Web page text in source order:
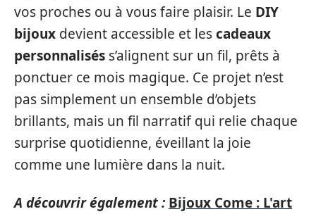
vos proches ou à vous faire plaisir. Le DIY
bijoux devient accessible et lescadeaux
personnalisés s’alignent sur un fil, prêts à
ponctuer ce mois magique. Ce projet n’est
pas simplement un ensemble d’objets
brillants, mais un fil narratif qui relie chaque
surprise quotidienne, éveillant la joie
comme une lumière dans la nuit.
A découvrir également : Bijoux Come : L'art